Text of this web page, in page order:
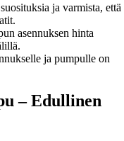
ja varmista, että
asennuksen hinta
ja pumpulle on
– Edullinen